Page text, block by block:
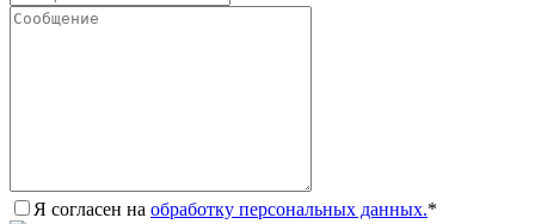
Я согласен на обработку персональных данных.*